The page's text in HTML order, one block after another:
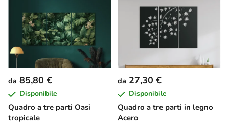
Quadro a tre parti Oasi
tropicale
da 85,80 €
Disponibile
Quadro a tre parti in legno
Acero
da 27,30 €
Disponibile